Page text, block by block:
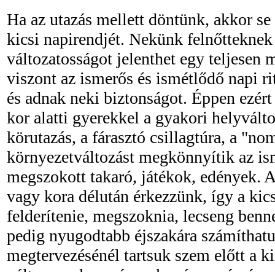
Ha az utazás mellett döntünk, akkor
kicsi napirendjét. Nekünk
változatosságot jelenthet egy teljesen
viszont az ismerős és ismétlődő napi
és adnak neki biztonságot. Éppen
kor alatti gyerekkel a gyakori
körutazás, a fárasztó csillagtúra, a
környezetváltozást megkönnyítik az
megszokott takaró, játékok, edények.
vagy kora délután érkezzünk, így a
felderítenie, megszoknia, lecseng
pedig nyugodtabb éjszakára
megtervezésénél tartsuk szem előtt a